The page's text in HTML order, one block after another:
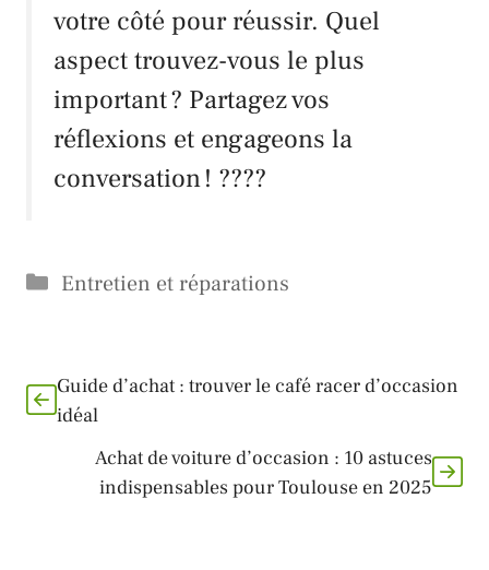
votre côté pour réussir. Quel
aspect trouvez-vous le plus
important ? Partagez vos
réflexions et engageons la
conversation ! ????
Catégories
Entretien et réparations
Guide d’achat : trouver le café racer d’occasion
idéal
Achat de voiture d’occasion : 10 astuces
indispensables pour Toulouse en 2025